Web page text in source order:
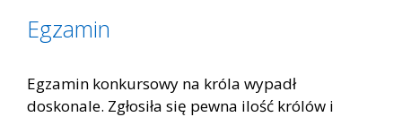
Egzamin
Egzamin konkursowy na króla wypadł
doskonale. Zgłosiła się pewna ilość królów i